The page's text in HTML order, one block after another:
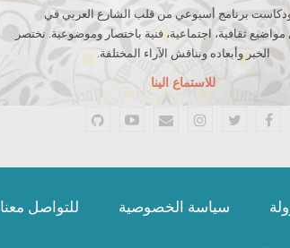
برنامج أسبوعي من قلب الشارع العربي في
مواضيع ثقافية، اجتماعية، فنية باختصار وموضوعية. نختصر
الخبر وأبعاده ونناقش الآراء المختلفة.
للاستماع الينا
سياسة الخصوصية للتواصل معنا